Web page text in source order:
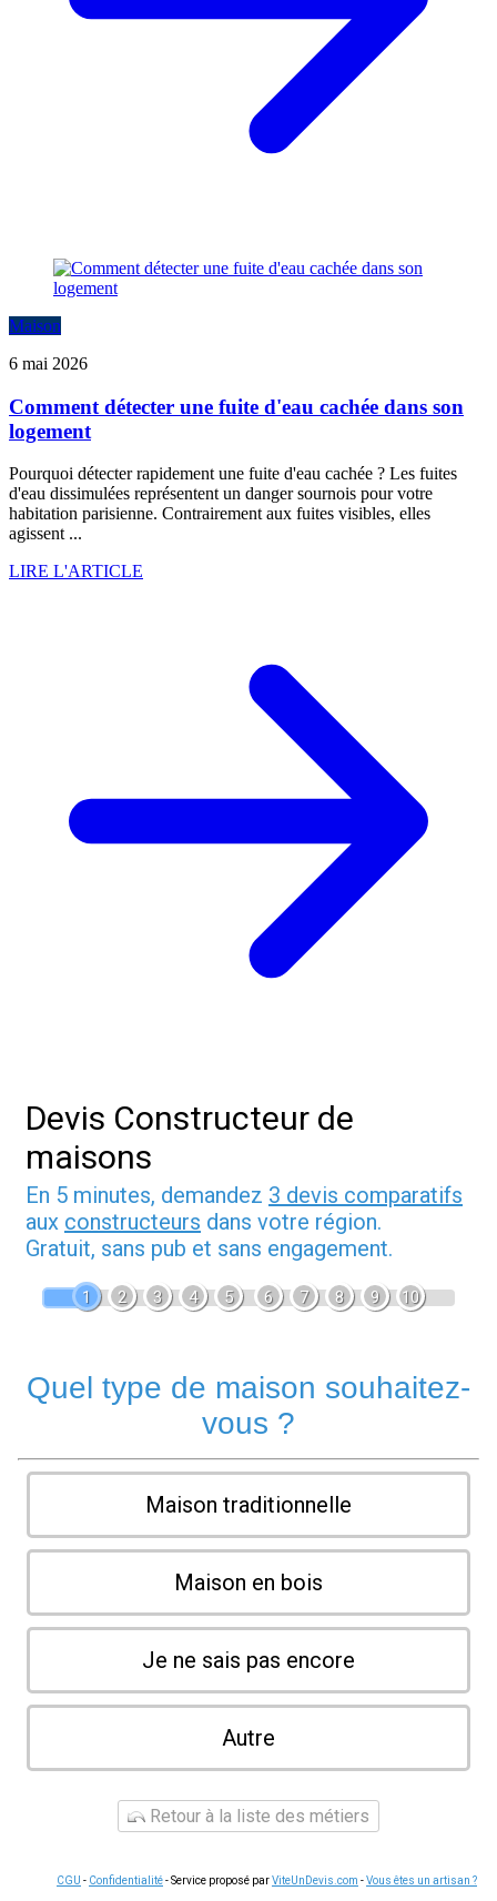
Maison
6 mai 2026
Comment détecter une fuite d'eau cachée dans son
logement
Pourquoi détecter rapidement une fuite d'eau cachée ? Les fuites
d'eau dissimulées représentent un danger sournois pour votre
habitation parisienne. Contrairement aux fuites visibles, elles
agissent ...
LIRE L'ARTICLE
Devis Constructeur de
maisons
En 5 minutes, demandez 3 devis comparatifs
aux constructeurs dans votre région.
Gratuit, sans pub et sans engagement.
1 2 3 4 5 6 7 8 9 10
Quel type de maison souhaitez-
vous ?
Maison traditionnelle
Maison en bois
Je ne sais pas encore
Autre
Retour à la liste des métiers
CGU - Confidentialité- Service proposé parViteUnDevis.com -Vous êtes un artisan ?